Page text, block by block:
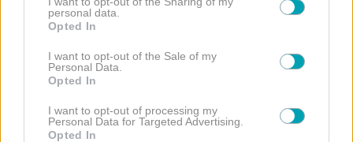
grant or deny consent to Google and its third-party tags to
use your data for below specified purposes in below Google
consent section.
personal data.
Opted In
I want to opt-out of the Sale of my
Personal Data.
Opted In
I want to opt-out of processing my
Personal Data for Targeted Advertising.
Opted In